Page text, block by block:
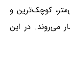
نارنجی با درازای ۷۰ سانتی‌متر، کوچک‌ترین و
می‌روند. در این